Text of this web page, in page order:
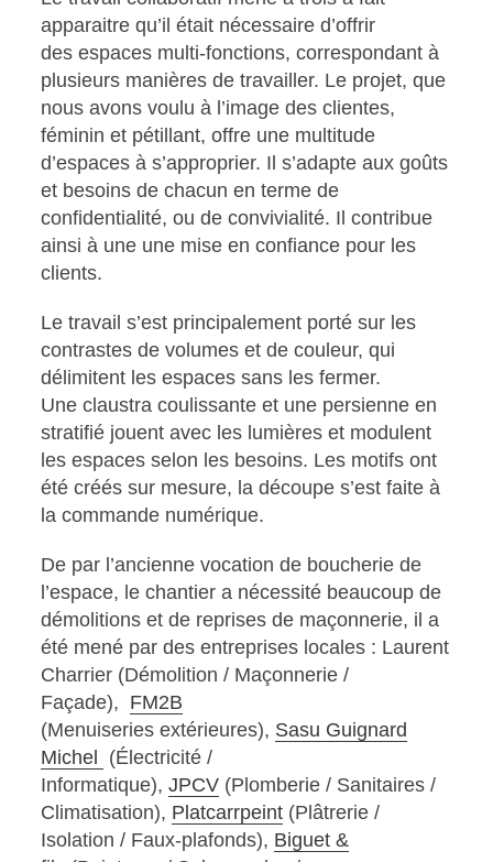
apparaitre qu’il était nécessaire d’offrir
des espaces multi-fonctions, correspondant à
plusieurs manières de travailler. Le projet, que
nous avons vouluà l’image des clientes,
féminin et pétillant, offre une multitude
d’espaces à s’approprier. Il s’adapte aux goûts
et besoins de chacun en terme de
confidentialité, ou de convivialité. Il contribue
ainsi à une une mise en confiance pour les
clients.
Le travail s’est principalement porté sur les
contrastes de volumes et de couleur, qui
délimitent les espaces sans les fermer.
Une claustra coulissante et une persienne en
stratifié jouent avec les lumières et modulent
les espaces selon les besoins. Les motifs ont
été créés sur mesure, la découpe s’est faite à
la commande numérique.
De par l’ancienne vocation de boucherie de
l’espace, le chantier a nécessité beaucoup de
démolitions et de reprises de maçonnerie, il a
été mené par des entreprises locales : Laurent
Charrier (Démolition / Maçonnerie /
Façade), FM2B
(Menuiseries extérieures), Sasu Guignard
Michel (Électricité /
Informatique),JPCV (Plomberie / Sanitaires /
Climatisation), Platcarrpeint (Plâtrerie /
Isolation / Faux-plafonds), Biguet &